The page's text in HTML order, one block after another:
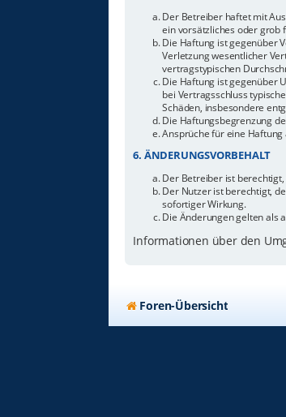
Der Betreiber haftet mit
ein vorsätzliches oder grob
Die Haftung ist gegenüber
Verletzung wesentlicher
vertragstypischen
Die Haftung ist gegenüber
bei Vertragsschluss
Schäden, insbesondere
Die Haftungsbegrenzung
Ansprüche für eine
6. ÄNDERUNGSVORBEHALT
Der Betreiber ist
Der Nutzer ist berechtigt,
sofortiger Wirkung.
Die Änderungen gelten als
Informationen über den
Foren-Übersicht